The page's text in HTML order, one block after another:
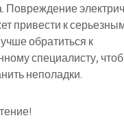
Повреждение
привести к
обратиться к
специалисту,
неполадки.